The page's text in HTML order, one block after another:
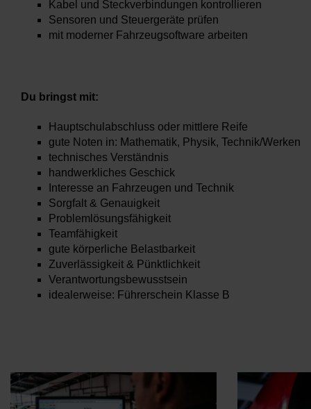
Kabel und Steckverbindungen kontrollieren
Sensoren und Steuergeräte prüfen
mit moderner Fahrzeugsoftware arbeiten
Du bringst mit:
Hauptschulabschluss oder mittlere Reife
gute Noten in: Mathematik, Physik, Technik/Werken
technisches Verständnis
handwerkliches Geschick
Interesse an Fahrzeugen und Technik
Sorgfalt & Genauigkeit
Problemlösungsfähigkeit
Teamfähigkeit
gute körperliche Belastbarkeit
Zuverlässigkeit & Pünktlichkeit
Verantwortungsbewusstsein
idealerweise: Führerschein Klasse B